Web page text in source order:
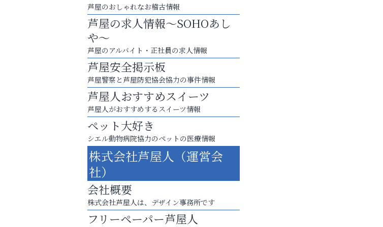
芦屋・西宮・神戸の新店舗PRやリニューアル告
知などお気軽にご相談ください。
アクイール芦屋店
芦屋のおしゃれなお稽古情報
芦屋の求人情報～SOHOあし
や～
芦屋のアルバイト・正社員の求人情報
芦屋安全掲示板
芦屋警察と芦屋防犯協会協力の事件情報
芦屋人おすすめスイーツ
芦屋人がおすすめするスイーツ情報
ペット大好き
シエル動物病院協力のペットの医療情報
株式会社芦屋人（運営会
社）
会社概要
株式会社芦屋人は、デザイン事務所です
フリーペーパー芦屋人